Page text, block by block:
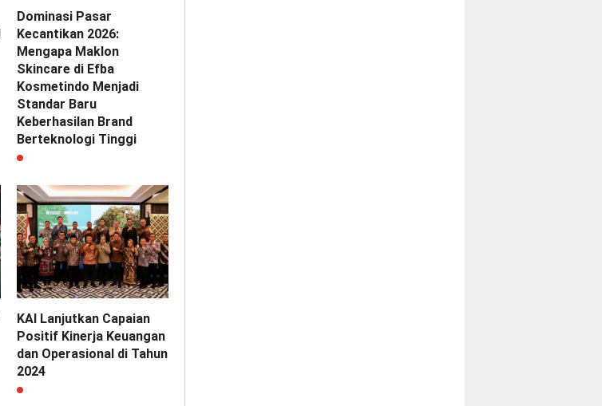
Dominasi Pasar
Kecantikan 2026:
Mengapa Maklon
Skincare di Efba
Kosmetindo Menjadi
Standar Baru
Keberhasilan Brand
Berteknologi Tinggi
KAI Lanjutkan Capaian
Positif Kinerja Keuangan
dan Operasional di Tahun
2024